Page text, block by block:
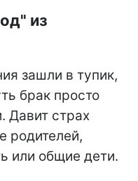
из
зашли в тупик,
брак просто
Давит страх
родителей,
или общие дети.